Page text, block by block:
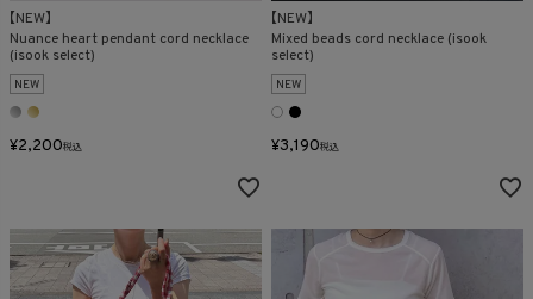
【NEW】
Nuance heart pendant cord necklace
(isook select)
NEW
¥2,200税込
【NEW】
Mixed beads cord necklace (isook
select)
NEW
¥3,190税込